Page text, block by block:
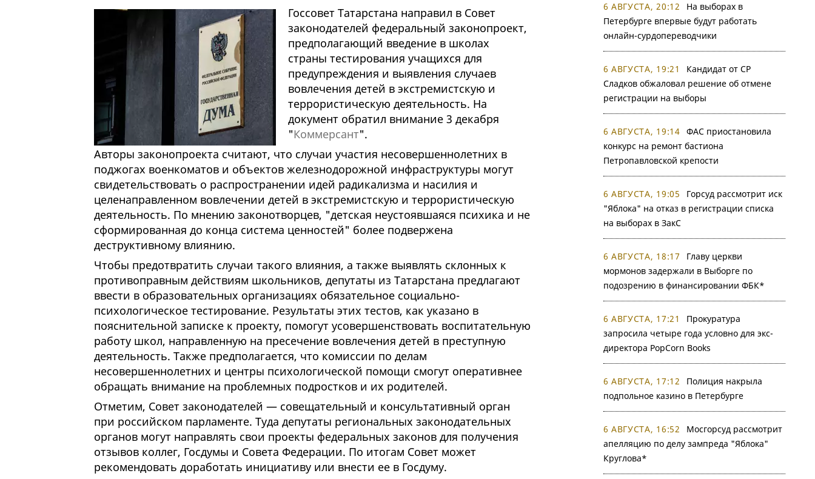
Госсовет Татарстана направил в Совет
законодателей федеральный законопроект,
предполагающий введение в школах
страны тестирования учащихся для
предупреждения и выявления случаев
вовлечения детей в экстремистскую и
террористическую деятельность. На
документ обратил внимание 3 декабря
"Коммерсант".
Авторы законопроекта считают, что случаи участия несовершеннолетних в
поджогах военкоматов и объектов железнодорожной инфраструктуры могут
свидетельствовать о распространении идей радикализма и насилия и
целенаправленном вовлечении детей в экстремистскую и террористическую
деятельность. По мнению законотворцев, "детская неустоявшаяся психика и не
сформированная до конца система ценностей" более подвержена
деструктивному влиянию.
Чтобы предотвратить случаи такого влияния, а также выявлять склонных к
противоправным действиям школьников, депутаты из Татарстана предлагают
ввести в образовательных организациях обязательное социально-
психологическое тестирование. Результаты этих тестов, как указано в
пояснительной записке к проекту, помогут усовершенствовать воспитательную
работу школ, направленную на пресечение вовлечения детей в преступную
деятельность. Также предполагается, что комиссии по делам
несовершеннолетних и центры психологической помощи смогут оперативнее
обращать внимание на проблемных подростков и их родителей.
Отметим, Совет законодателей — совещательный и консультативный орган
при российском парламенте. Туда депутаты региональных законодательных
органов могут направлять свои проекты федеральных законов для получения
отзывов коллег, Госдумы и Совета Федерации. По итогам Совет может
рекомендовать доработать инициативу или внести ее в Госдуму.
6 АВГУСТА, 20:12
На выборах в
Петербурге впервые будут работать
онлайн-сурдопереводчики
6 АВГУСТА, 19:21
Кандидат от СР
Сладков обжаловал решение об отмене
регистрации на выборы
6 АВГУСТА, 19:14 ФАС приостановила
конкурс на ремонт бастиона
Петропавловской крепости
6 АВГУСТА, 19:05
Горсуд рассмотрит иск
"Яблока" на отказ в регистрации списка
на выборах в ЗакС
6 АВГУСТА, 18:17
Главу церкви
мормонов задержали в Выборге по
подозрению в финансировании ФБК*
6 АВГУСТА, 17:21
Прокуратура
запросила четыре года условно для экс-
директора PopCorn Books
6 АВГУСТА, 17:12
Полиция накрыла
подпольное казино в Петербурге
6 АВГУСТА, 16:52
Мосгорсуд рассмотрит
апелляцию по делу зампреда "Яблока"
Круглова*